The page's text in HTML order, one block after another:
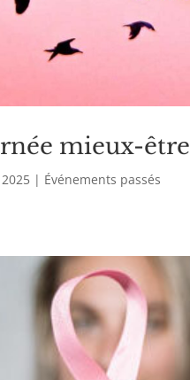
mieux-être
| Événements passés